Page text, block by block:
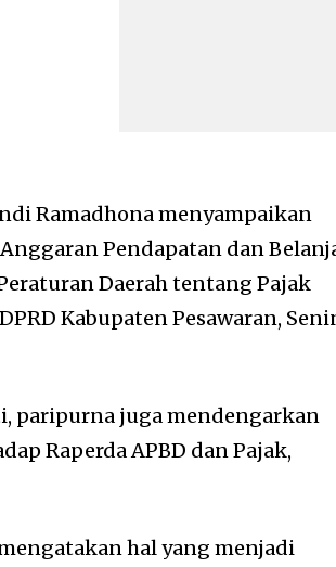
Ramadhona menyampaikan
Pendapatan dan
Daerah tentang Pajak
Kabupaten Pesawaran,
paripurna juga mendengarkan
Raperda APBD dan Pajak,
hal yang menjadi